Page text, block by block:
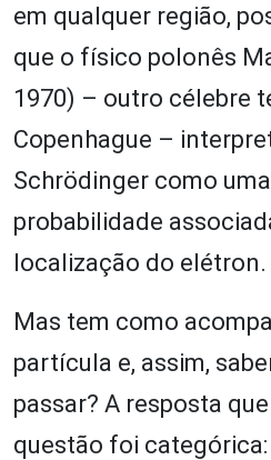
em qualquer região,
que o físico polonês
1970) – outro célebre
Copenhague –
Schrödinger como
probabilidade
localização do elétron.
Mas tem como
partícula e, assim,
passar? A resposta
questão foi